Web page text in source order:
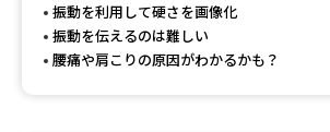
Ｑ＆Ａ よくあるご質問 大学進学ID
振動を利用して硬さを画像化
振動を伝えるのは難しい
腰痛や肩こりの原因がわかるかも？